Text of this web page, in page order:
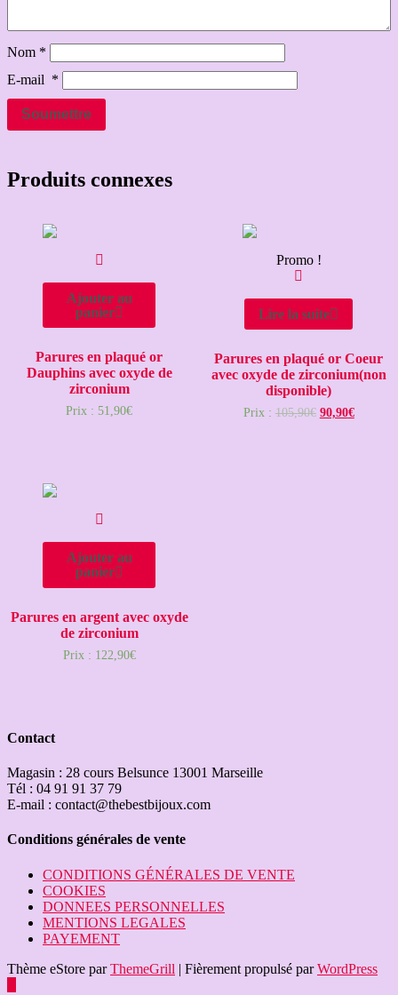
Nom *
E-mail *
Produits connexes
Ajouter au
panier
Parures en plaqué or
Dauphins avec oxyde de
zirconium
Prix :51,90€
Promo !
Lire la suite
Parures en plaqué or Coeur
avec oxyde de zirconium(non
disponible)
Prix : 105,90€ 90,90€
Ajouter au
panier
Parures en argent avec oxyde
de zirconium
Prix : 122,90€
Contact
Magasin : 28 cours Belsunce 13001 Marseille
Tél : 04 91 91 37 79
E-mail : contact@thebestbijoux.com
Conditions générales de vente
CONDITIONS GÉNÉRALES DE VENTE
COOKIES
DONNEES PERSONNELLES
MENTIONS LEGALES
PAYEMENT
Thème eStore parThemeGrill | Fièrement propulsé parWordPress